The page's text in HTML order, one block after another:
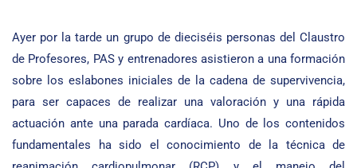
Ayer por la tarde un grupo de dieciséis personas del Claustro
de Profesores, PAS y entrenadores asistieron a una formación
sobre los eslabones iniciales de la cadena de supervivencia,
para ser capaces de realizar una valoración y una rápida
actuación ante una parada cardíaca. Uno de los contenidos
fundamentales ha sido el conocimiento de la técnica de